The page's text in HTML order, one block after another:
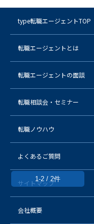
1-2 / 2件
type転職エージェントTOP
転職エージェントとは
転職エージェントの面談
転職相談会・セミナー
転職ノウハウ
よくあるご質問
サイトマップ
会社概要